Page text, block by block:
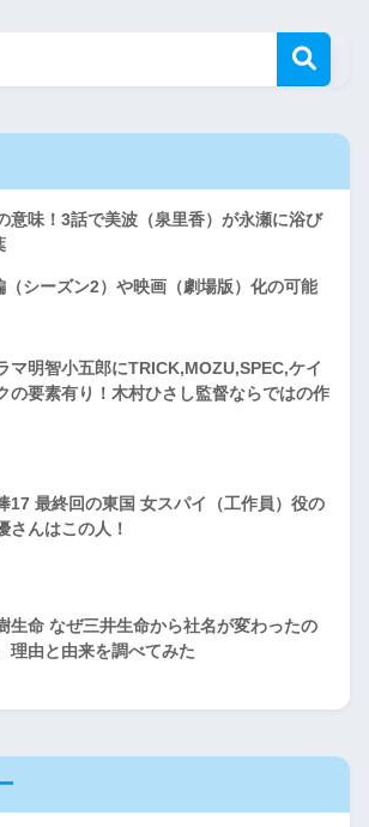
意味！3話で美波（泉里香）が永瀬に浴び
（シーズン2）や映画（劇場版）化の可能
マ明智小五郎にTRICK,MOZU,SPEC,ケイ
の要素有り！木村ひさし監督ならではの作
17 最終回の東国 女スパイ（工作員）役の
さんはこの人！
生命 なぜ三井生命から社名が変わったの
理由と由来を調べてみた